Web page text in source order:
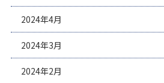
2024年4月
2024年3月
2024年2月